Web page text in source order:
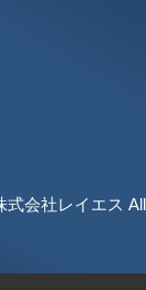
式会社レイエス